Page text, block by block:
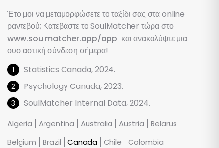
Έτοιμοι να μεταμορφώσετε το ταξίδι σας στα online
ραντεβού; Κατεβάστε το SoulMatcher τώρα στο
www.soulmatcher.app/app και ανακαλύψτε μια
ουσιαστική σύνδεση σήμερα!
Statistics Canada, 2024.
Psychology Canada, 2023.
SoulMatcher Internal Data, 2024.
Algeria Argentina Australia Austria
Belarus
Belgium
Brazil Canada Chile
Colombia